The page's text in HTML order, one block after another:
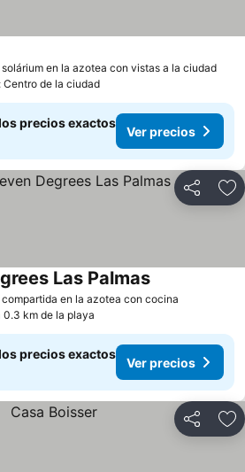
en la azotea con vistas a la ciudad
Centro de la ciudad
precios exactos
Ver precios
Compartir
en la azotea con cocina
Las Palmas
0.3 km de la playa
precios exactos
Ver precios
Compartir